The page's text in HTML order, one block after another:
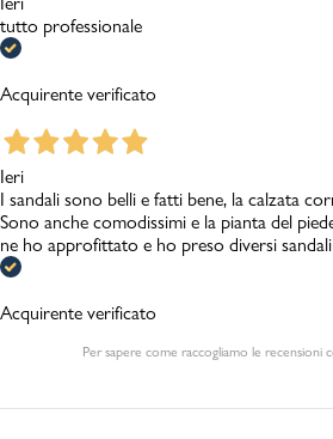
tutto professionale
Acquirente verificato
Ieri
I sandali sono belli e fatti bene, la calzata
Sono anche comodissimi e la pianta del
ne ho approfittato e ho preso diversi
Acquirente verificato
Per sapere come raccogliamo le recensioni